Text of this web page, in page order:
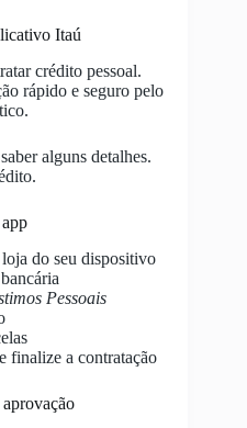
Itaú
crédito pessoal.
rápido e seguro pelo
alguns detalhes.
do seu dispositivo
Pessoais
finalize a contratação